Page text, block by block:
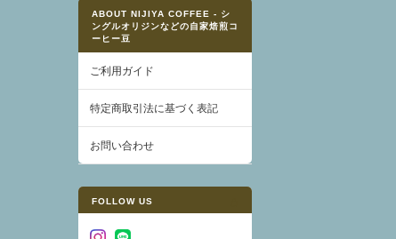
ABOUT NIJIYA COFFEE - シ
ングルオリジンなどの自家焙煎コ
ーヒー豆
ご利用ガイド
特定商取引法に基づく表記
お問い合わせ
FOLLOW US